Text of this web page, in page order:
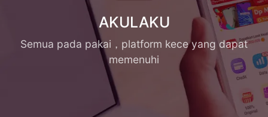
AKULAKU
Semua pada pakai，platform kece yang dapat
memenuhi